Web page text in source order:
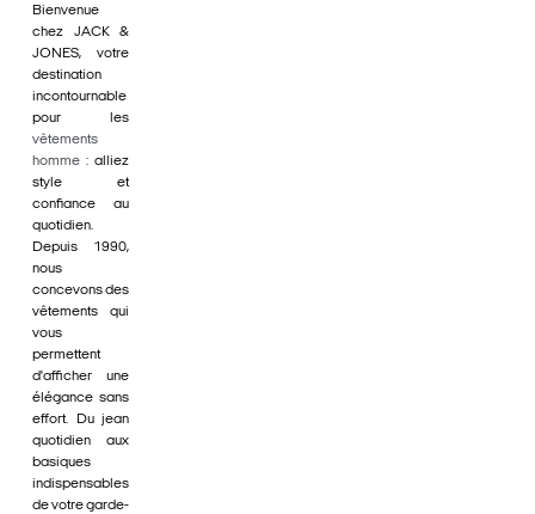
Bienvenue
chez JACK &
JONES, votre
destination
incontournable
pour les
vêtements
homme : alliez
style et
confiance au
quotidien.
Depuis 1990,
nous
concevons des
vêtements qui
vous
permettent
d'afficher une
élégance sans
effort. Du jean
quotidien aux
basiques
indispensables
de votre garde-